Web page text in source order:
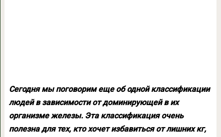
Сегодня мы поговорим еще об одной классификации
людей в зависимости от доминирующей в их
организме железы. Эта классификация очень
полезна для тех, кто хочет избавиться от лишних кг,